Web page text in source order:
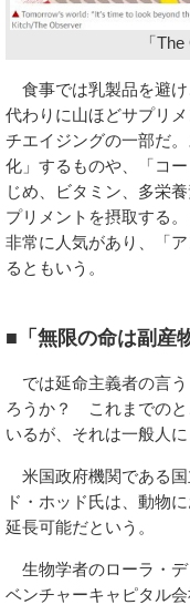
「
食事では乳製品を避け
代わりに山ほどサプリ
チエイジングの一部だ
化」するものや、「コ
じめ、ビタミン、多栄
プリメントを摂取する
非常に人気があり、「
るともいう。
■「無限の命は副産
では延命主義者の言
ろうか？ これまでのと
いるが、それは一般人
米国政府機関である国
ド・ホッド氏は、動物
延長可能だという。
生物学者のローラ・デ
ベンチャーキャピタル